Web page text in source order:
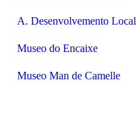
A. Desenvolvemento Local
Museo do Encaixe
Museo Man de Camelle